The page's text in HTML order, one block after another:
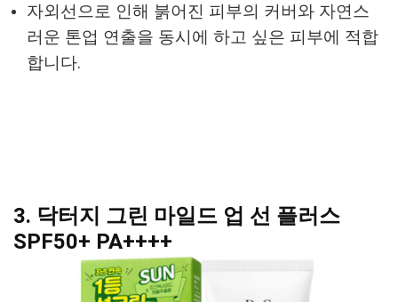
자외선으로 인해 붉어진 피부의 커버와 자연스
러운 톤업 연출을 동시에 하고 싶은 피부에 적합
합니다.
3. 닥터지 그린 마일드 업 선 플러스
SPF50+ PA++++